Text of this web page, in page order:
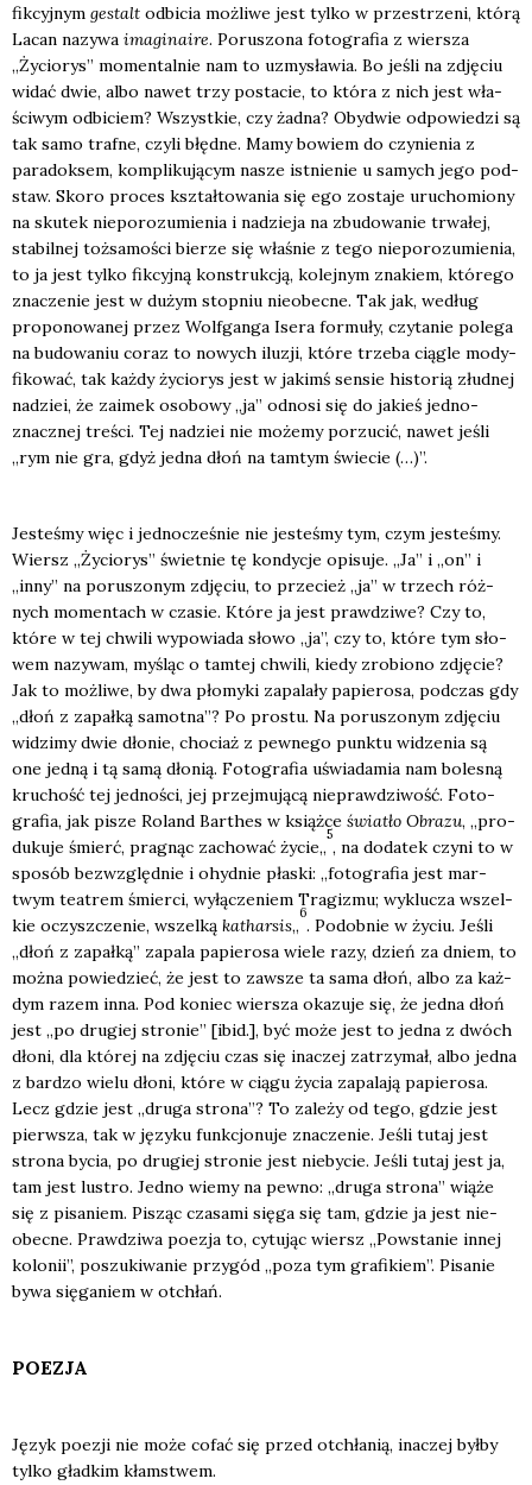
fik­cyj­nym gestalt odbi­cia moż­li­we jest tyl­ko w prze­strze­ni, któ­rą
Lacan nazy­wa ima­gi­na­ire. Poru­szo­na foto­gra­fia z wier­sza
„Życio­rys” momen­tal­nie nam to uzmy­sła­wia. Bo jeśli na zdję­ciu
widać dwie, albo nawet trzy posta­cie, to któ­ra z nich jest wła­
ści­wym odbi­ciem? Wszyst­kie, czy żad­na? Oby­dwie odpo­wie­dzi są
tak samo traf­ne, czy­li błęd­ne. Mamy bowiem do czy­nie­nia z
para­dok­sem, kom­pli­ku­ją­cym nasze ist­nie­nie u samych jego pod­
staw. Sko­ro pro­ces kształ­to­wa­nia się ego zosta­je uru­cho­mio­ny
na sku­tek nie­po­ro­zu­mie­nia i nadzie­ja na zbu­do­wa­nie trwa­łej,
sta­bil­nej toż­sa­mo­ści bie­rze się wła­śnie z tego nie­po­ro­zu­mie­nia,
to ja jest tyl­ko fik­cyj­ną kon­struk­cją, kolej­nym zna­kiem, któ­re­go
zna­cze­nie jest w dużym stop­niu nie­obec­ne. Tak jak, według
pro­po­no­wa­nej przez Wol­fgan­ga Ise­ra for­mu­ły, czy­ta­nie pole­ga
na budo­wa­niu coraz to nowych ilu­zji, któ­re trze­ba cią­gle mody­
fi­ko­wać, tak każ­dy życio­rys jest w jakimś sen­sie histo­rią złud­nej
nadziei, że zaimek oso­bo­wy „ja” odno­si się do jakieś jed­no­
znacz­nej tre­ści. Tej nadziei nie może­my porzu­cić, nawet jeśli
„rym nie gra, gdyż jed­na dłoń na tam­tym świe­cie (…)”.
Jeste­śmy więc i jed­no­cze­śnie nie jeste­śmy tym, czym jeste­śmy.
Wiersz „Życio­rys” świet­nie tę kon­dy­cje opi­su­je. „Ja” i „on” i
„inny” na poru­szo­nym zdję­ciu, to prze­cież „ja” w trzech róż­
nych momen­tach w cza­sie. Któ­re ja jest praw­dzi­we? Czy to,
któ­re w tej chwi­li wypo­wia­da sło­wo „ja”, czy to, któ­re tym sło­
wem nazy­wam, myśląc o tam­tej chwi­li, kie­dy zro­bio­no zdję­cie?
Jak to moż­li­we, by dwa pło­my­ki zapa­la­ły papie­ro­sa, pod­czas gdy
„dłoń z zapał­ką samot­na”? Po pro­stu. Na poru­szo­nym zdję­ciu
widzi­my dwie dło­nie, cho­ciaż z pew­ne­go punk­tu widze­nia są
one jed­ną i tą samą dło­nią. Foto­gra­fia uświa­da­mia nam bole­sną
kru­chość tej jed­no­ści, jej przej­mu­ją­cą nie­praw­dzi­wość. Foto­
gra­fia, jak pisze Roland Bar­thes w książ­ce świa­tło Obra­zu, „pro­
du­ku­je śmierć, pra­gnąc zacho­wać życie„
5
, na doda­tek czy­ni to w
spo­sób bez­względ­nie i ohyd­nie pła­ski: „foto­gra­fia jest mar­
twym teatrem śmier­ci, wyłą­cze­niem Tra­gi­zmu; wyklu­cza wszel­
kie oczysz­cze­nie, wszel­ką kathar­sis„
6
. Podob­nie w życiu. Jeśli
„dłoń z zapał­ką” zapa­la papie­ro­sa wie­le razy, dzień za dniem, to
moż­na powie­dzieć, że jest to zawsze ta sama dłoń, albo za każ­
dym razem inna. Pod koniec wier­sza oka­zu­je się, że jed­na dłoń
jest „po dru­giej stro­nie” [ibid.], być może jest to jed­na z dwóch
dło­ni, dla któ­rej na zdję­ciu czas się ina­czej zatrzy­mał, albo jed­na
z bar­dzo wie­lu dło­ni, któ­re w cią­gu życia zapa­la­ją papie­ro­sa.
Lecz gdzie jest „dru­ga stro­na”? To zale­ży od tego, gdzie jest
pierw­sza, tak w języ­ku funk­cjo­nu­je zna­cze­nie. Jeśli tutaj jest
stro­na bycia, po dru­giej stro­nie jest nie­by­cie. Jeśli tutaj jest ja,
tam jest lustro. Jed­no wie­my na pew­no: „dru­ga stro­na” wią­że
się z pisa­niem. Pisząc cza­sa­mi się­ga się tam, gdzie ja jest nie­
obec­ne. Praw­dzi­wa poezja to, cytu­jąc wiersz „Powsta­nie innej
kolo­nii”, poszu­ki­wa­nie przy­gód „poza tym gra­fi­kiem”. Pisa­nie
bywa się­ga­niem w otchłań.
POEZJA
Język poezji nie może cofać się przed otchła­nią, ina­czej był­by
tyl­ko gład­kim kłam­stwem.